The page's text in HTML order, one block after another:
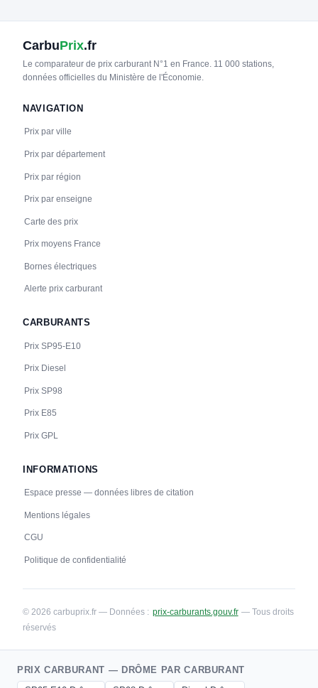
CarbuPrix.fr
Le comparateur de prix carburant N°1 en France. 11 000 stations,
données officielles du Ministère de l'Économie.
NAVIGATION
Prix par ville
Prix par département
Prix par région
Prix par enseigne
Carte des prix
Prix moyens France
Bornes électriques
Alerte prix carburant
CARBURANTS
Prix SP95-E10
Prix Diesel
Prix SP98
Prix E85
Prix GPL
INFORMATIONS
Espace presse — données libres de citation
Mentions légales
CGU
Politique de confidentialité
© 2026 carbuprix.fr — Données : prix-carburants.gouv.fr — Tous droits
réservés
PRIX CARBURANT — DRÔME PAR CARBURANT